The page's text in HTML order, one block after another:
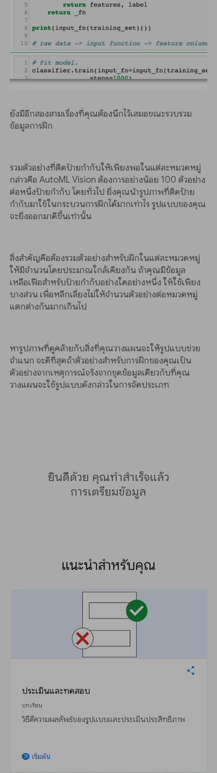
ยังมีอีกสองสามเรื่องที่คุณต้องนึกไว้เสมอขณะรวบรวม
ข้อมูลการฝึก
รวมตัวอย่างที่ติดป้ายกำกับให้เพียงพอในแต่ละหมวดหมู่
กล่าวคือ AutoML Vision ต้องการอย่างน้อย 100 ตัวอย่าง
ต่อหนึ่งป้ายกำกับ โดยทั่วไป ยิ่งคุณนำรูปภาพที่ติดป้าย
กำกับมาใช้ในกระบวนการฝึกได้มากเท่าไร รูปแบบของคุณ
จะยิ่งออกมาดีขึ้นเท่านั้น
สิ่งสำคัญคือต้องรวมตัวอย่างสำหรับฝึกในแต่ละหมวดหมู่
ให้มีจำนวนโดยประมาณใกล้เคียงกัน ถ้าคุณมีข้อมูล
เหลือเฟือสำหรับป้ายกำกับอย่างใดอย่างหนึ่ง ให้ใช้เพียง
บางส่วน เพื่อหลีกเลี่ยงไม่ให้จำนวนตัวอย่างต่อหมวดหมู่
แตกต่างกันมากเกินไป
หารูปภาพที่ดูคล้ายกับสิ่งที่คุณวางแผนจะให้รูปแบบช่วย
จำแนก จะดีที่สุดถ้าตัวอย่างสำหรับการฝึกของคุณเป็น
ตัวอย่างจากเหตุการณ์จริงจากชุดข้อมูลเดียวกับที่คุณ
วางแผนจะใช้รูปแบบดังกล่าวในการจัดประเภท
ยินดีด้วย คุณทำสำเร็จแล้ว
การเตรียมข้อมูล
แนะนำสำหรับคุณ
ประเมินและทดสอบ
บทเรียน
วิธีตีความผลลัพธ์ของรูปแบบและประเมินประสิทธิภาพ
arrow_outward เริ่มต้น